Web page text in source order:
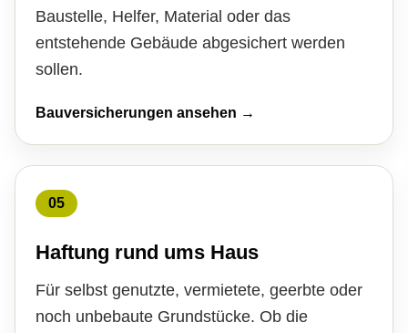
Baustelle, Helfer, Material oder das
entstehende Gebäude abgesichert werden
sollen.
Bauversicherungen ansehen →
05
Haftung rund ums Haus
Für selbst genutzte, vermietete, geerbte oder
noch unbebaute Grundstücke. Ob die